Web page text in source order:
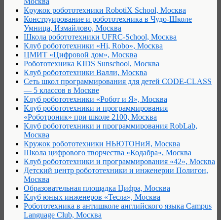
Кружок робототехники RobotiX School, Москва
Конструирование и робототехника в Чудо-Школе
Умница, Измайлово, Москва
Школа робототехники UFRC-School, Москва
Клуб робототехники «Hi, Robo», Москва
ЦМИТ «Цифровой дом», Москва
Робототехника KIDS Sunschool, Москва
Клуб робототехники Валли, Москва
Сеть школ программирования для детей CODE-CLASS
— 5 классов в Москве
Клуб робототехники «Робот и Я», Москва
Клуб робототехники и программирования
«Роботроник» при школе 2100, Москва
Клуб робототехники и программирования RobLab,
Москва
Кружок робототехники НЬЮТОНиЯ, Москва
Школа цифрового творчества «Кодабра», Москва
Клуб робототехники и программирования «42», Москва
Детский центр робототехники и инженерии Полигон,
Москва
Образовательная площадка Цифра, Москва
Клуб юных инженеров «Тесла», Москва
Робототехника в антишколе английского языка Campus
Language Club, Москва